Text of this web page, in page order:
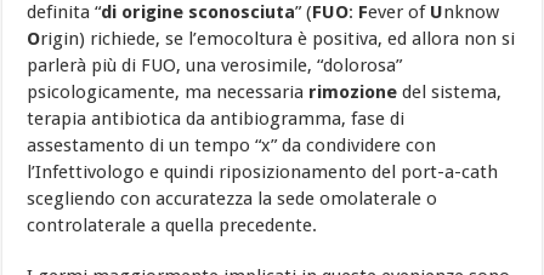
definita “di origine sconosciuta” (FUO: Fever of Unknow
Origin) richiede, se l’emocoltura è positiva, ed allora non si
parlerà più di FUO, una verosimile, “dolorosa”
psicologicamente, ma necessaria rimozionedel sistema,
terapia antibiotica da antibiogramma, fase di
assestamento di un tempo “x” da condividere con
l’Infettivologo e quindi riposizionamento del port-a-cath
scegliendo con accuratezza la sede omolaterale o
controlaterale a quella precedente.